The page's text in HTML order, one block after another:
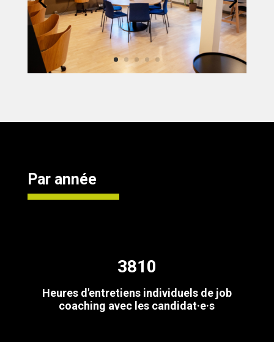
Par année
3810
Heures d'entretiens individuels de job
coaching avec les candidat·e·s